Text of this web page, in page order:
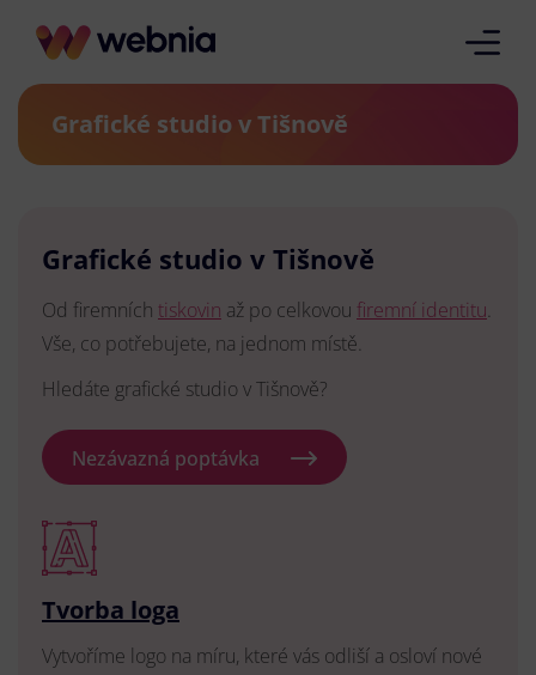
Grafické studio v Tišnově
Grafické studio v Tišnově
Od firemních tiskovin až po celkovou firemní identitu.
Vše, co potřebujete, na jednom místě.
Hledáte grafické studio v Tišnově?
Nezávazná poptávka
Tvorba loga
Vytvoříme logo na míru, které vás odliší a osloví nové